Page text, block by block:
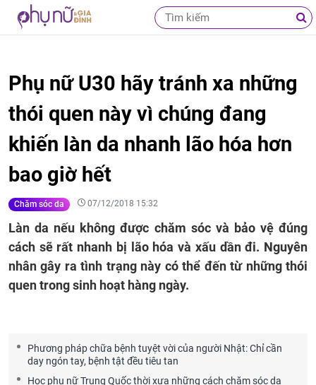
Phụ nữ U30 hãy tránh xa những
thói quen này vì chúng đang
khiến làn da nhanh lão hóa hơn
bao giờ hết
Chăm sóc da 07/12/2018 15:32
Làn da nếu không được chăm sóc và bảo vệ đúng
cách sẽ rất nhanh bị lão hóa và xấu dần đi. Nguyên
nhân gây ra tình trạng này có thể đến từ những thói
quen trong sinh hoạt hàng ngày.
Phương pháp chữa bệnh tuyệt vời của người Nhật: Chỉ cần
day ngón tay, bệnh tật đều tiêu tan
Học phụ nữ Trung Quốc thời xưa những cách chăm sóc da